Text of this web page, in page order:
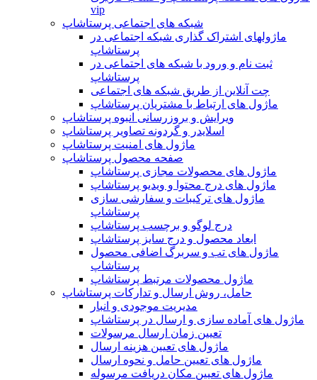
vip
شبکه های اجتماعی پرستاشاپ
ماژولهای اشتراک‌ گذاری شبکه اجتماعی در
پرستاشاپ
ثبت نام و ورود با شبکه های اجتماعی در
پرستاشاپ
چت آنلاین از طریق شبکه های اجتماعی
ماژول های ارتباط با مشتریان پرستاشاپ
ویرایش و بروزرسانی انبوه پرستاشاپ
اسلایدر و گردونه تصاویر پرستاشاپ
ماژول های امنیت پرستاشاپ
صفحه محصول پرستاشاپ
ماژول های محصولات مجازی پرستاشاپ
ماژول های درج محتوا و ویدیو پرستاشاپ
ماژول های ترکیبات و سفارشی سازی
پرستاشاپ
درج لوگو و برچسب پرستاشاپ
ابعاد محصول و درج سایز پرستاشاپ
ماژول های تب و سربرگ اضافی محصول
پرستاشاپ
ماژول محصولات مرتبط پرستاشاپ
حامل، روش ارسال و تدارکات پرستاشاپ
مدیریت موجودی و انبار
ماژول های آماده سازی و ارسال در پرستاشاپ
تعیین زمان ارسال مرسولات
ماژول های تعیین هزینه ارسال
ماژول های تعیین حامل و نحوه ارسال
ماژول های تعیین مکان دریافت مرسوله